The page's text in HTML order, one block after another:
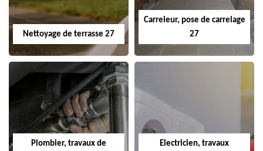
Nettoyage de terrasse 27
Carreleur, pose de carrelage
27
Plombier, travaux de
Electricien, travaux